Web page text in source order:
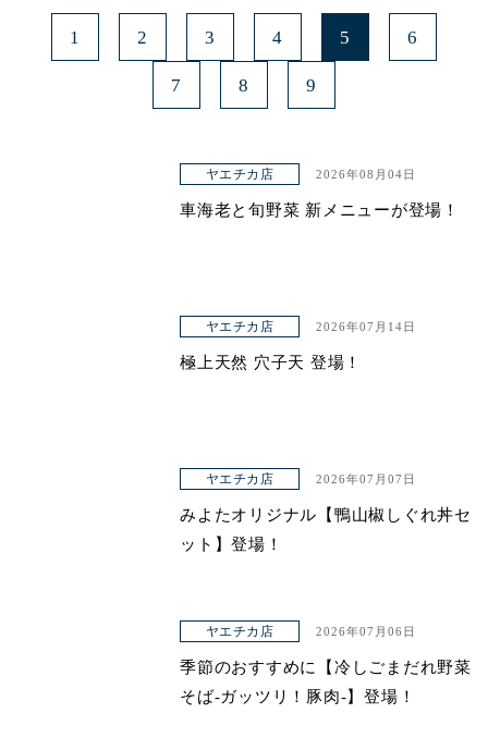
1 2 3 4 5 6
7 8 9
ヤエチカ店 2026年08月04日
車海老と旬野菜 新メニューが登場！
ヤエチカ店 2026年07月14日
極上天然 穴子天 登場！
ヤエチカ店 2026年07月07日
みよたオリジナル【鴨山椒しぐれ丼セ
ット】登場！
ヤエチカ店 2026年07月06日
季節のおすすめに【冷しごまだれ野菜
そば-ガッツリ！豚肉-】登場！